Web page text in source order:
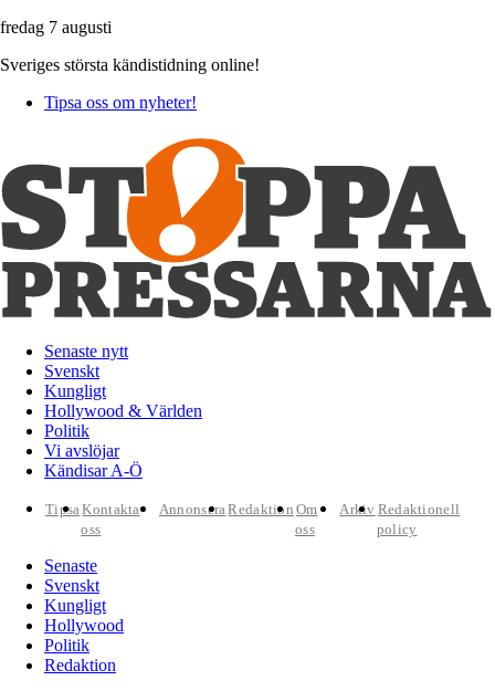
fredag 7 augusti
Sveriges största kändistidning online!
Tipsa oss om nyheter!
Senaste nytt
Svenskt
Kungligt
Hollywood & Världen
Politik
Vi avslöjar
Kändisar A-Ö
TipsaKontakta
oss
AnnonseraRedaktion Om
oss
Arkiv Redaktionell
policy
Senaste
Svenskt
Kungligt
Hollywood
Politik
Redaktion